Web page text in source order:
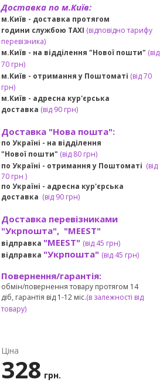
Доставка по м.Київ:
м.Київ - доставка протягом
години службою TAXI (відповідно тарифу
перевізника)
м.Київ - на відділення "Нової пошти" (від
70 грн)
м.Київ - отримання у Поштоматі (від 70
грн)
м.Київ - адресна кур'єрська
доставка (від90 грн)
Доставка "Нова пошта":
по Україні - на відділення
"Нової пошти" (від 80 грн)
по Україні - отримання у Поштоматі (від
70 грн )
по Україні - адресна кур'єрська
доставка (від90 грн)
Доставка перевізниками
"Укрпошта", "MEEST"
відправка "MEEST" (від 45 грн)
відправка "Укрпошта" (від 45 грн)
Повернення/гарантія:
обмін/повернення товару протягом 14
діб, гарантія від 1-12 міс.(в залежності від
товару)
Ціна
328 грн.